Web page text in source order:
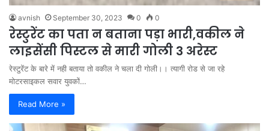
avnish September 30, 2023 0 0
रेस्टुरेंट का पता न बताना पड़ा भारी,वकील ने
लाइसेंसी पिस्टल से मारी गोली 3 अरेस्ट
रेस्टुरेंट के बारे में नही बताया तो वकील ने चला दी गोली।। त्यागी रोड से जा रहे
मोटरसाइकल सवार युवकों…
Read More »